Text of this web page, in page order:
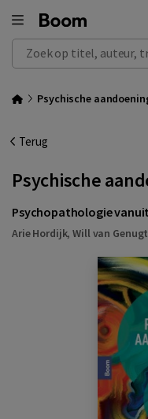
Zoek op titel, auteur,
Psychische
Terug
Psychische
Psychopathologie
Arie Hordijk,Will van